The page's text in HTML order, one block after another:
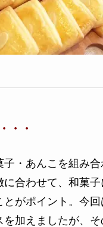
・・
・あんこを組み合
に合わせて、和菓
とがポイント。今
を加えましたが、